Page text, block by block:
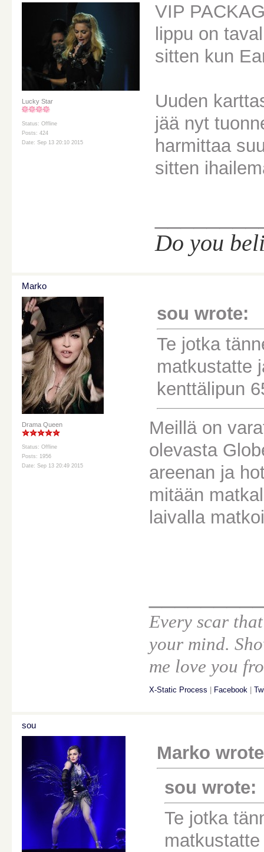
Lucky Star
Status: Offline
Posts: 424
Date: Sep 13 20:10 2015
VIP
lippu on
sitten kun
Uuden
jää nyt
harmittaa
sitten
Do you
Marko
Drama Queen
Status: Offline
Posts: 1956
Date: Sep 13 20:49 2015
sou wrote:
Te jotka
matkustatte
kenttälipun
Meillä on
olevasta
areenan ja
mitään
laivalla
Every scar
your mind.
me love you
X-Static Process Facebook
sou
Marko
sou wrote:
Te jotka